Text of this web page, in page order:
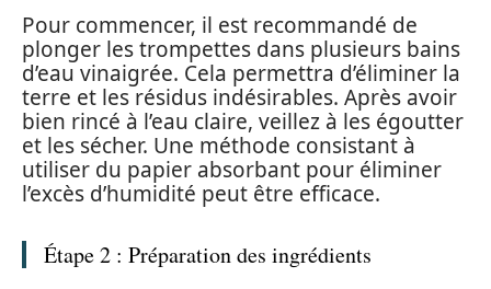
Pour commencer, il est recommandé de
plonger les trompettes dans plusieurs bains
d’eau vinaigrée. Cela permettra d’éliminer la
terre et les résidus indésirables. Après avoir
bien rincé à l’eau claire, veillez à les égoutter
et les sécher. Une méthode consistant à
utiliser du papier absorbant pour éliminer
l’excès d’humidité peut être efficace.
Étape 2 : Préparation des ingrédients